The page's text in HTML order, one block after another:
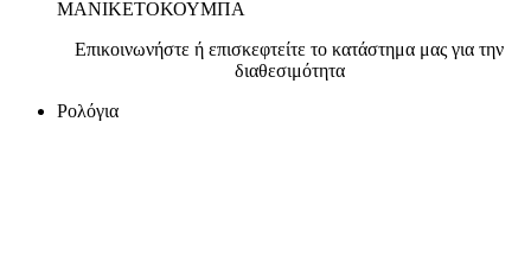
ΜΑΝΙΚΕΤΟΚΟΥΜΠΑ
Επικοινωνήστε ή επισκεφτείτε το κατάστημα μας για την
διαθεσιμότητα
Ρολόγια